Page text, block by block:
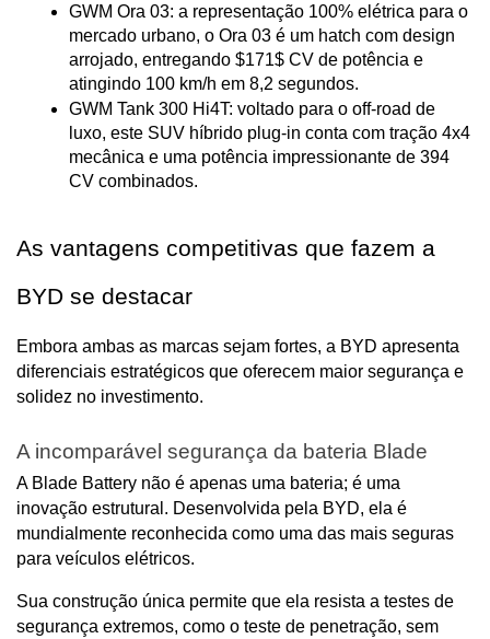
GWM Ora 03: a representação 100% elétrica para o
mercado urbano, o Ora 03 é um hatch com design
arrojado, entregando $171$ CV de potência e
atingindo 100 km/h em 8,2 segundos.
GWM Tank 300 Hi4T: voltado para o off-road de
luxo, este SUV híbrido plug-in conta com tração 4x4
mecânica e uma potência impressionante de 394
CV combinados.
As vantagens competitivas que fazem a
BYD se destacar
Embora ambas as marcas sejam fortes, a BYD apresenta
diferenciais estratégicos que oferecem maior segurança e
solidez no investimento.
A incomparável segurança da bateria Blade
A Blade Battery não é apenas uma bateria; é uma
inovação estrutural. Desenvolvida pela BYD, ela é
mundialmente reconhecida como uma das mais seguras
para veículos elétricos.
Sua construção única permite que ela resista a testes de
segurança extremos, como o teste de penetração, sem